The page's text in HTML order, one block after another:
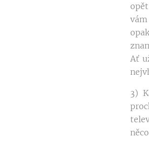
Ať
3)